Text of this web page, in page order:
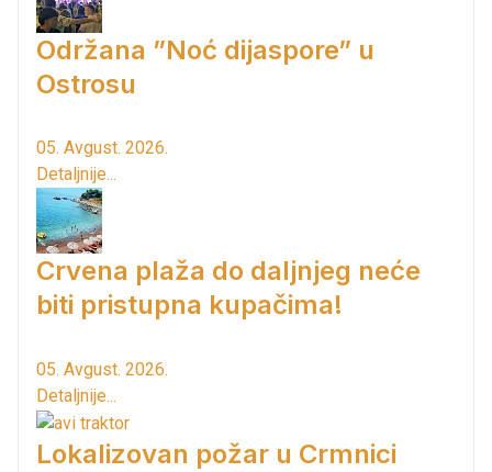
Održana ”Noć dijaspore” u
Ostrosu
05. Avgust. 2026.
Detaljnije...
Crvena plaža do daljnjeg neće
biti pristupna kupačima!
05. Avgust. 2026.
Detaljnije...
Lokalizovan požar u Crmnici